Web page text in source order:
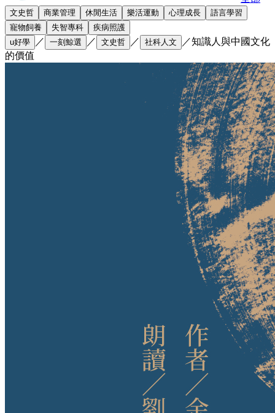
文史哲 商業管理 休閒生活 樂活運動 心理成長
語言學習
寵物飼養
失智專科
疾病照護
u好學
／ 一刻鯨選 ／ 文史哲 ／ 社科人文 ／知識人與中國文化
的價值